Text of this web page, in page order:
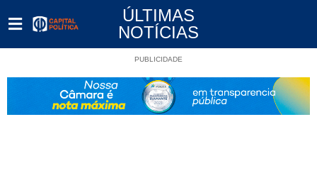
ÚLTIMAS
NOTÍCIAS
PUBLICIDADE